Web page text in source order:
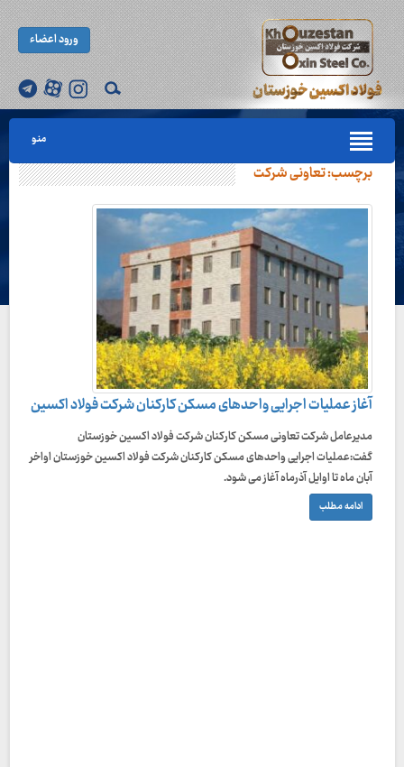
ورود اعضاء
منو
برچسب:تعاونی شرکت
آغاز عملیات اجرایی واحدهای مسکن کارکنان شرکت فولاد اکسین
مدیرعامل شرکت تعاونی مسکن کارکنان شرکت فولاد اکسین خوزستان
گفت:عملیات اجرایی واحدهای مسکن کارکنان شرکت فولاد اکسین خوزستان اواخر
آبان ماه تا اوایل آذرماه آغاز می شود.
ادامه مطلب